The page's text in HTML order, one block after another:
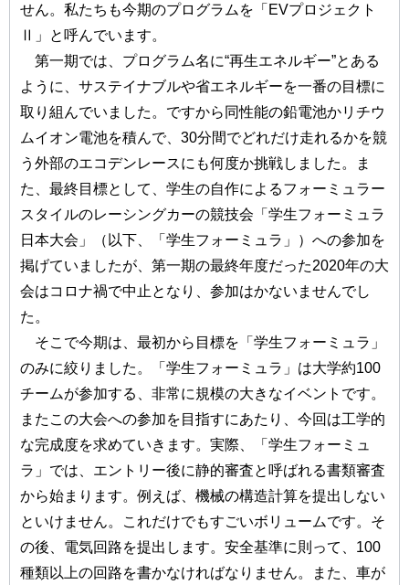
せん。私たちも今期のプログラムを「EVプロジェクト
Ⅱ」と呼んでいます。
第一期では、プログラム名に“再生エネルギー”とある
ように、サステイナブルや省エネルギーを一番の目標に
取り組んでいました。ですから同性能の鉛電池かリチウ
ムイオン電池を積んで、30分間でどれだけ走れるかを競
う外部のエコデンレースにも何度か挑戦しました。ま
た、最終目標として、学生の自作によるフォーミュラー
スタイルのレーシングカーの競技会「学生フォーミュラ
日本大会」（以下、「学生フォーミュラ」）への参加を
掲げていましたが、第一期の最終年度だった2020年の大
会はコロナ禍で中止となり、参加はかないませんでし
た。
そこで今期は、最初から目標を「学生フォーミュラ」
のみに絞りました。「学生フォーミュラ」は大学約100
チームが参加する、非常に規模の大きなイベントです。
またこの大会への参加を目指すにあたり、今回は工学的
な完成度を求めていきます。実際、「学生フォーミュ
ラ」では、エントリー後に静的審査と呼ばれる書類審査
から始まります。例えば、機械の構造計算を提出しない
といけません。これだけでもすごいボリュームです。そ
の後、電気回路を提出します。安全基準に則って、100
種類以上の回路を書かなければなりません。また、車が